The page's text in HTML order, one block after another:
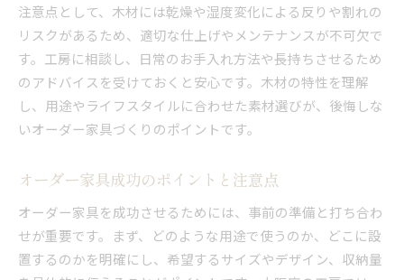
注意点として、木材には乾燥や湿度変化による反りや割れの
リスクがあるため、適切な仕上げやメンテナンスが不可欠で
す。工房に相談し、日常のお手入れ方法や長持ちさせるため
のアドバイスを受けておくと安心です。木材の特性を理解
し、用途やライフスタイルに合わせた素材選びが、後悔しな
いオーダー家具づくりのポイントです。
オーダー家具成功のポイントと注意点
オーダー家具を成功させるためには、事前の準備と打ち合わ
せが重要です。まず、どのような用途で使うのか、どこに設
置するのかを明確にし、希望するサイズやデザイン、収納量